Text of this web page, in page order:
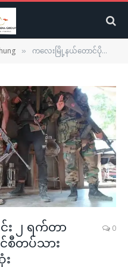
» ကလေးမြို့နယ်တောင်ပိုင်း ၂ ရက်တာတိုက်ပွဲအတွင်း စစ်ကောင်စီတပ်သားအနည်းဆုံး ၂၀ ဦးသေဆုံး
း ၂ ရက်တာ
စီတပ်သား
0